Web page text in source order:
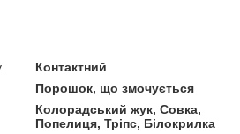
Контактний
Порошок, що змочується
Колорадський жук, Совка,
Попелиця, Тріпс, Білокрилка